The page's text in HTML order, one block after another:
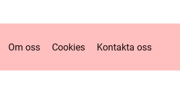
Om oss Cookies Kontakta oss